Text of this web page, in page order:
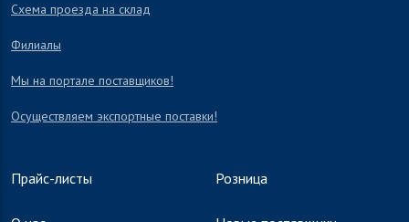
Схема проезда на склад
Филиалы
Мы на портале поставщиков!
Осуществляем экспортные поставки!
Прайс-листы Розница